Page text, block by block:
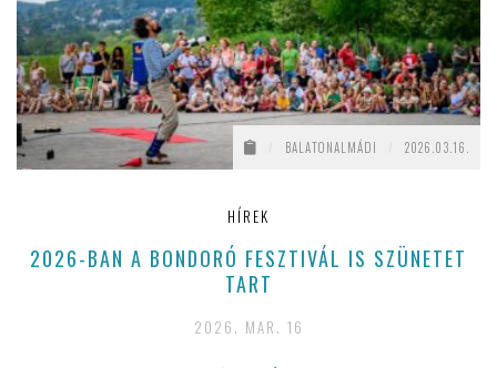
BALATONALMÁDI 2026.03.16.
HÍREK
2026-BAN A BONDORÓ FESZTIVÁL IS SZÜNETET
TART
2026. MAR. 16